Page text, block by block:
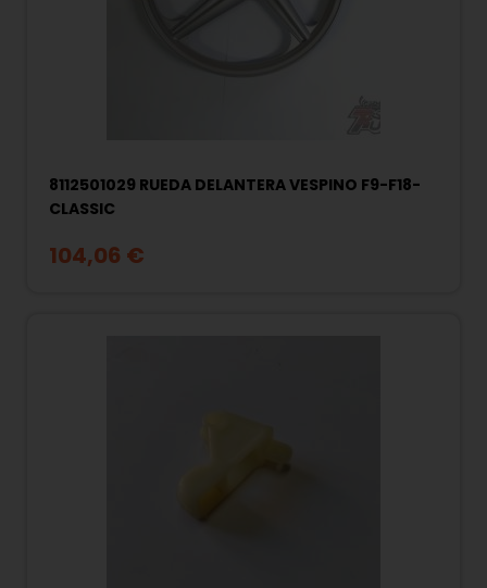
8112501029 RUEDA DELANTERA VESPINO F9-F18-
CLASSIC
104,06 €